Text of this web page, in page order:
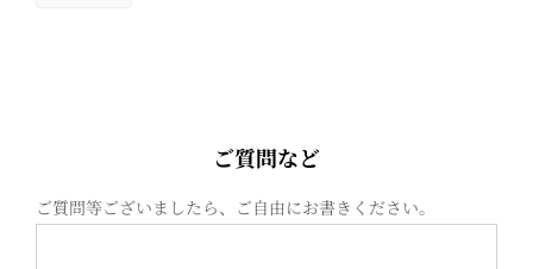
ご質問など
ご質問等ございましたら、ご自由にお書きください。